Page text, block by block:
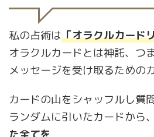
私の占術は「オラクルカード
オラクルカードとは神託、つ
メッセージを受け取るための
カードの山をシャッフルし質
ランダムに引いたカードから、